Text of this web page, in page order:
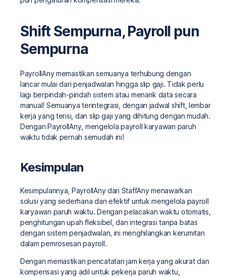
Shift Sempurna, Payroll pun
Sempurna
PayrollAny memastikan semuanya terhubung dengan
lancar mulai dari penjadwalan hingga slip gaji. Tidak perlu
lagi berpindah-pindah sistem atau menarik data secara
manual! Semuanya terintegrasi, dengan jadwal shift, lembar
kerja yang terisi, dan slip gaji yang dihitung dengan mudah.
Dengan PayrollAny, mengelola payroll karyawan paruh
waktu tidak pernah semudah ini!
Kesimpulan
Kesimpulannya, PayrollAny dari StaffAny menawarkan
solusi yang sederhana dan efektif untuk mengelola payroll
karyawan paruh waktu. Dengan pelacakan waktu otomatis,
penghitungan upah fleksibel, dan integrasi tanpa batas
dengan sistem penjadwalan, ini menghilangkan kerumitan
dalam pemrosesan payroll.
Dengan memastikan pencatatan jam kerja yang akurat dan
kompensasi yang adil untuk pekerja paruh waktu,